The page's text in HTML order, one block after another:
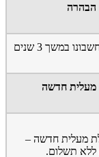
הבהרה
היכן מופיע שהקבלן צריך לתקן את המעלית על חשבונו במשך 3 שנים
מעלית חדשה
מעלית חדשה –
ללא תשלום.